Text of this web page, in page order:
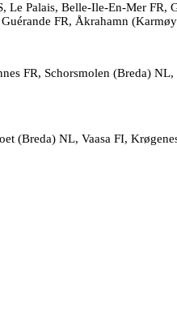
Palais, Belle-Ile-En-Mer
FR, Åkrahamn
FR, Schorsmolen (Breda)
NL, Vaasa FI,